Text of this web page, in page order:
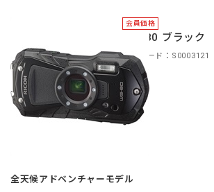
会員価格
WG-80 ブラック
商品コード：S0003121
全天候アドベンチャーモデル